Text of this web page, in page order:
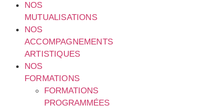
NOS
MUTUALISATIONS
NOS
ACCOMPAGNEMENTS
ARTISTIQUES
NOS
FORMATIONS
FORMATIONS
PROGRAMMÉES